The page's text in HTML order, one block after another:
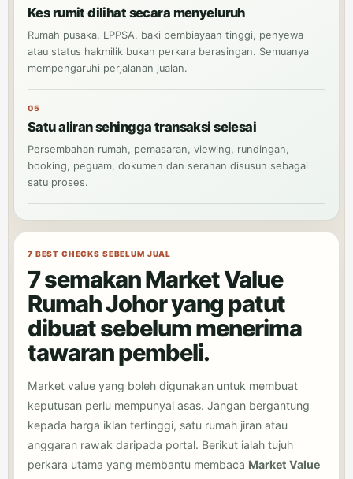
Kes rumit dilihat secara menyeluruh
Rumah pusaka, LPPSA, baki pembiayaan tinggi, penyewa
atau status hakmilik bukan perkara berasingan. Semuanya
mempengaruhi perjalanan jualan.
05
Satu aliran sehingga transaksi selesai
Persembahan rumah, pemasaran, viewing, rundingan,
booking, peguam, dokumen dan serahan disusun sebagai
satu proses.
7 BEST CHECKS SEBELUM JUAL
7 semakan Market Value
Rumah Johor yang patut
dibuat sebelum menerima
tawaran pembeli.
Market value yang boleh digunakan untuk membuat
keputusan perlu mempunyai asas. Jangan bergantung
kepada harga iklan tertinggi, satu rumah jiran atau
anggaran rawak daripada portal. Berikut ialah tujuh
perkara utama yang membantu membaca Market Value